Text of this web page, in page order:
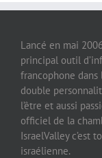
Lancé en mai
principal outil
francophone dans
double
l’être et aussi
officiel de la
IsraelValley c’est
israélienne.